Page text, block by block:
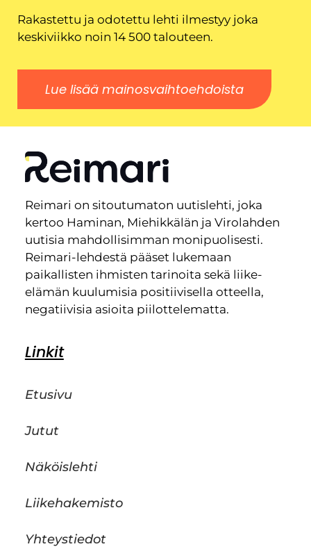
Rakastettu ja odotettu lehti ilmestyy joka
keskiviikko noin 14 500 talouteen.
Lue lisää mainosvaihtoehdoista
Reimari on sitoutumaton uutislehti, joka
kertoo Haminan, Miehikkälän ja Virolahden
uutisia mahdollisimman monipuolisesti.
Reimari-lehdestä pääset lukemaan
paikallisten ihmisten tarinoita sekä liike-
elämän kuulumisia positiivisella otteella,
negatiivisia asioita piilottelematta.
Linkit
Etusivu
Jutut
Näköislehti
Liikehakemisto
Yhteystiedot